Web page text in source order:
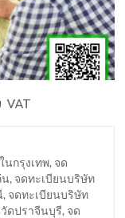
VAT
นกรุงเทพ, จด
, จดทะเบียนบริษัท
, จดทะเบียนบริษัท
ดปราจีนบุรี, จด